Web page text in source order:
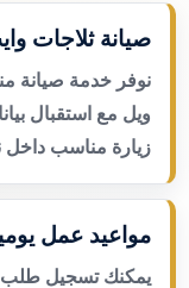
صيانة ثلاجات
نوفر خدمة صيانة
ويل مع استقبال
زيارة مناسب داخل
مواعيد عمل
يمكنك تسجيل طلب